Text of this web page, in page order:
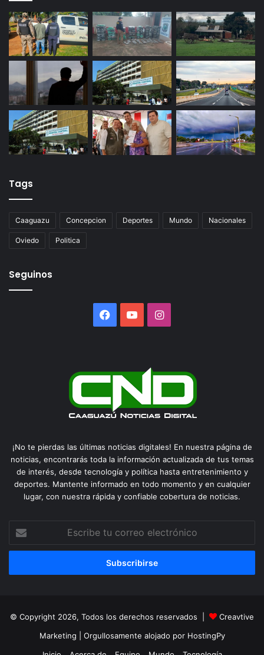
Tags
Caaguazu Concepcion Deportes Mundo Nacionales
Oviedo Politica
Seguinos
Facebook
YouTubeInstagram
¡No te pierdas las últimas noticias digitales! En nuestra página de
noticias, encontrarás toda la información actualizada de tus temas
de interés, desde tecnología y política hasta entretenimiento y
deportes. Mantente informado en todo momento y en cualquier
lugar, con nuestra rápida y confiable cobertura de noticias.
correo
© Copyright 2026, Todos los derechos reservados |
Creavtive
Marketing | Orgullosamente alojado por HostingPy